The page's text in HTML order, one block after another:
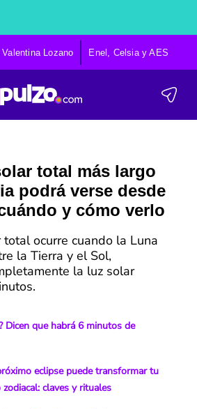
Valentina Lozano Enel, Celsia y AES
total más largo
podrá verse desde
y cómo verlo
ocurre cuando la Luna
la Tierra y el Sol,
la luz solar
Dicen que habrá 6 minutos de
eclipse puede transformar tu
claves y rituales